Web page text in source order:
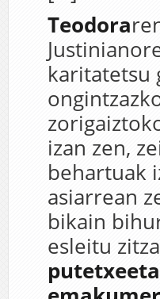
Teodora
karitatetsu
izan zen,
behartuak
asiarrean
bikain
esleitu